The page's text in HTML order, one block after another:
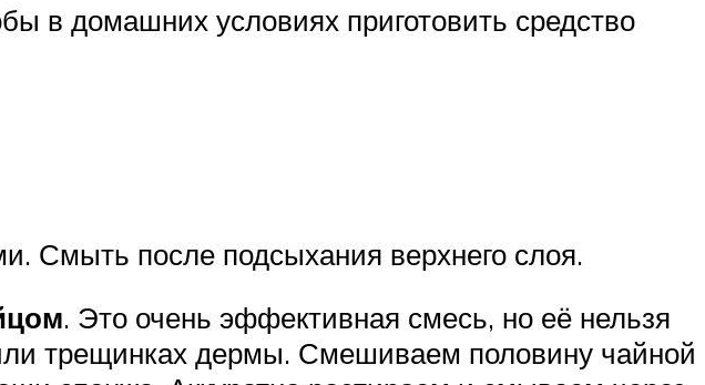
в домашних условиях приготовить средство
Смыть после подсыхания верхнего слоя.
. Это очень эффективная смесь, но её нельзя
трещинках дермы. Смешиваем половину чайной